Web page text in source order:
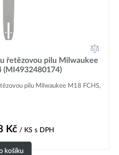
řetězovou pilu Milwaukee
(MI4932480174)
pilu Milwaukee M18 FCHS,
Kč/ KS s DPH
košíku